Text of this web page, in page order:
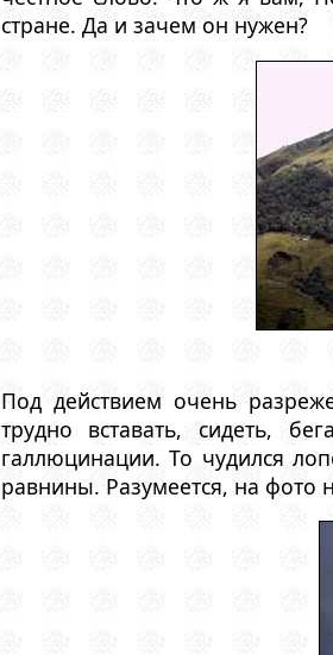
стране. Да и зачем он нужен?
Под действием очень
трудно вставать, сидеть,
галлюцинации. То чудился
равнины. Разумеется, на фото